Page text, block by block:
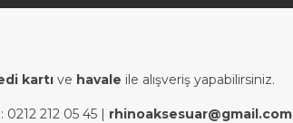
kartı ve havale ile alışveriş yapabilirsiniz.
0212 212 05 45 | rhinoaksesuar@gmail.com